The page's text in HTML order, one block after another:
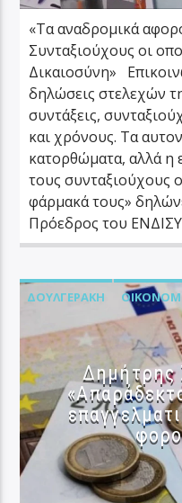
«Τα αναδρομικά
Συνταξιούχους οι
Δικαιοσύνη»
δηλώσεις στελεχών
συντάξεις,
και χρόνους. Τα
κατορθώματα, αλλά η
τους συνταξιούχους
φάρμακά τους»
Πρόεδρος του
ΔΟΥΛΓΕΡΆΚΗ
Δημήτρης